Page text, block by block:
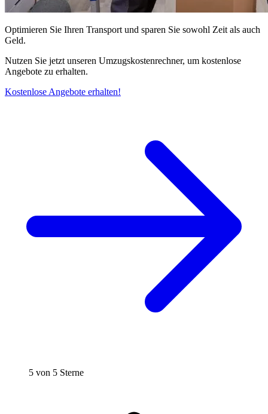
Optimieren Sie Ihren Transport und sparen Sie sowohl Zeit als auch
Geld.
Nutzen Sie jetzt unseren Umzugskostenrechner, um kostenlose
Angebote zu erhalten.
Kostenlose Angebote erhalten!
5 von 5 Sterne